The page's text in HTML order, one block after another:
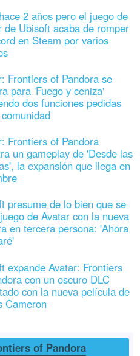
2 años pero el juego de
de Ubisoft acaba de romper
en Steam por varios
Frontiers of Pandora se
para 'Fuego y ceniza'
dos funciones pedidas
Frontiers of Pandora
un gameplay de 'Desde las
la expansión que llega en
presume de lo bien que se
de Avatar con la nueva
en tercera persona: 'Ahora
expande Avatar: Frontiers
con un oscuro DLC
con la nueva película de
Cameron
of Pandora